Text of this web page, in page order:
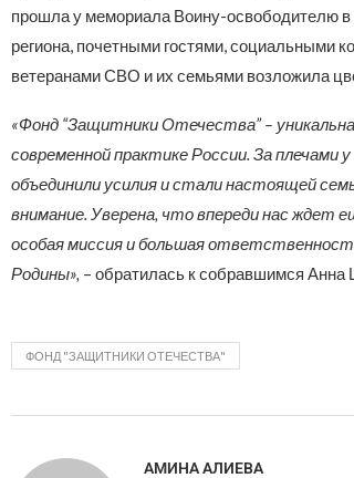
прошла у мемориала Воину-освободителю
региона, почетными гостями, социальными
ветеранами СВО и их семьями возложила
«Фонд “Защитники Отечества” –
современной практике России. За плечами
объединили усилия и стали настоящей
внимание. Уверена, что впереди нас ждет
особая миссия и большая
Родины», – обратилась к собравшимся Анна
ФОНД "ЗАЩИТНИКИ ОТЕЧЕСТВА"
АМИНА АЛИЕВА